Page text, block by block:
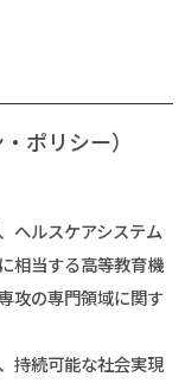
ポリシー）
ヘルスケアシステム
相当する高等教育機
攻の専門領域に関す
持続可能な社会実現